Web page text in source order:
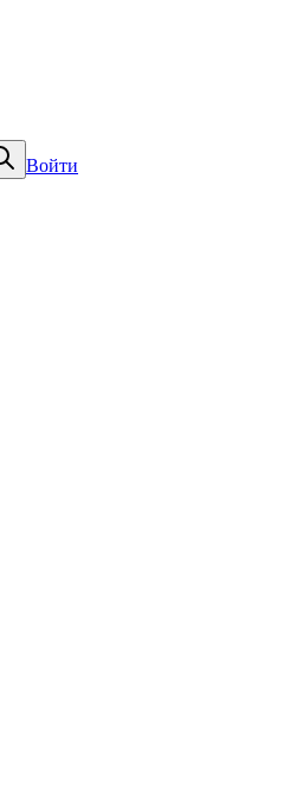
Войти